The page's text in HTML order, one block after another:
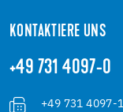
KONTAKTIERE UNS
+49 731 4097-0
+49 731 4097-